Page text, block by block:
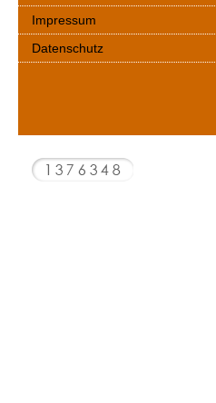
Impressum
Datenschutz